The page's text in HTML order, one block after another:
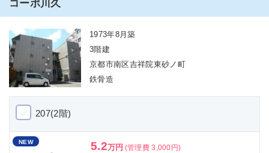
コーポ川久
1973年8月築
3階建
京都市南区吉祥院東砂ノ町
鉄骨造
207(2階)
NEW 5.2万円 (管理費 3,000円)